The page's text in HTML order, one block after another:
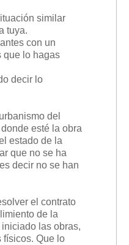
similar
tuya.
con un
que lo hagas
decir lo
del
esté la obra
estado de la
que no se ha
decir no se han
el contrato
de la
las obras,
físicos. Que lo